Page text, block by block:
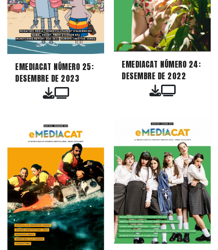
EMEDIACAT NÚMERO 25:
DESEMBRE DE 2023
EMEDIACAT NÚMERO 24:
DESEMBRE DE 2022